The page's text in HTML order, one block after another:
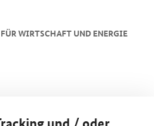
WIRTSCHAFT UND ENERGIE